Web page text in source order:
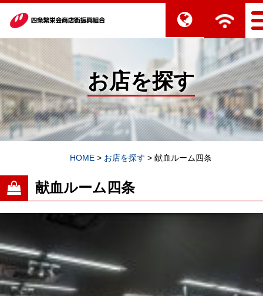
お店を探す
HOME > お店を探す > 献血ルーム四条
献血ルーム四条